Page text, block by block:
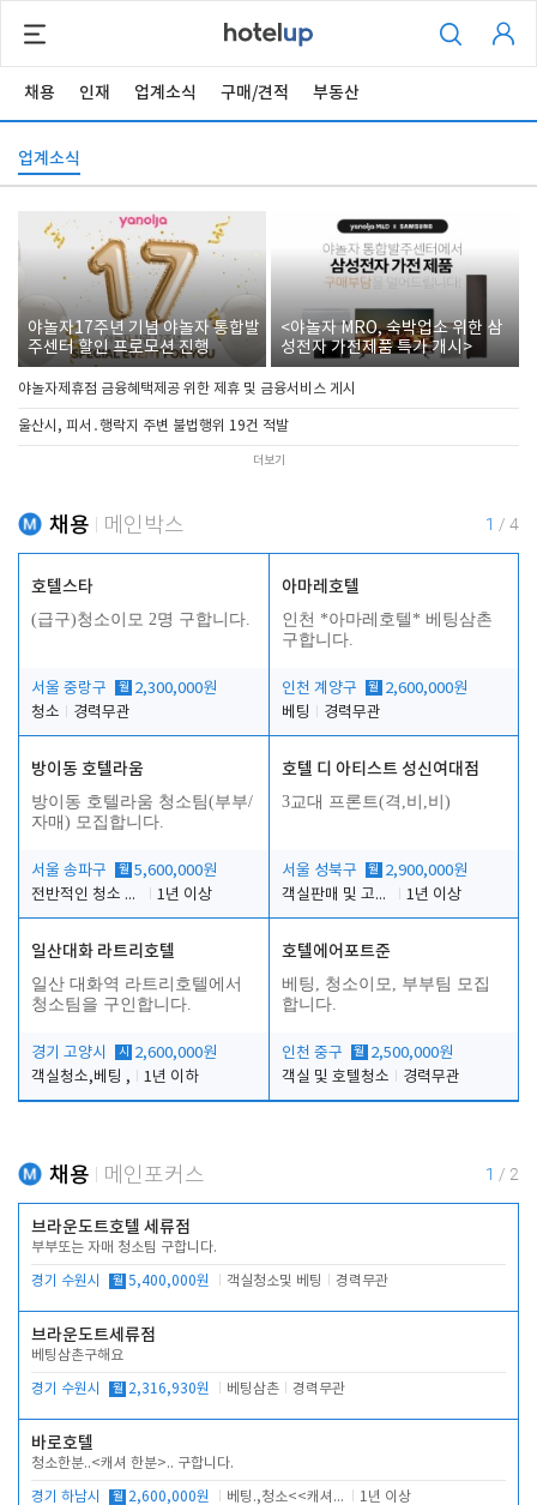
채용 인재 업계소식 구매/견적 부동산
업계소식
야놀자17주년 기념 야놀자 통합발
주센터 할인 프로모션 진행
<야놀자 MRO, 숙박업소 위한 삼
성전자 가전제품 특가 개시>
야놀자제휴점 금융혜택제공 위한 제휴 및 금융서비스 게시
울산시, 피서․행락지 주변 불법행위 19건 적발
더보기
채용 메인박스 1 / 4
호텔스타
(급구)청소이모 2명 구합니다.
서울 중랑구 월 2,300,000원
청소
경력무관
아마레호텔
인천 *아마레호텔* 베팅삼촌
구합니다.
인천 계양구 월 2,600,000원
베팅
경력무관
방이동 호텔라움
방이동 호텔라움 청소팀(부부/
자매) 모집합니다.
서울 송파구 월 5,600,000원
전반적인 청소 업무(객실청소.객실정리)
1년 이상
호텔 디 아티스트 성신여대점
3교대 프론트(격,비,비)
서울 성북구 월 2,900,000원
객실판매 및 고객응대
1년 이상
일산대화 라트리호텔
일산 대화역 라트리호텔에서
청소팀을 구인합니다.
경기 고양시 시
2,600,000원
객실청소,베팅 ,
1년 이하
호텔에어포트준
베팅, 청소이모, 부부팀 모집
합니다.
인천 중구 월 2,500,000원
객실 및 호텔청소
경력무관
채용 메인포커스 1 / 2
브라운도트호텔 세류점
부부또는 자매 청소팀 구합니다.
경기 수원시 월 5,400,000원 객실청소및 베팅 경력무관
브라운도트세류점
베팅삼촌구해요
경기 수원시 월 2,316,930원 베팅삼촌 경력무관
바로호텔
청소한분..<캐셔 한분>.. 구합니다.
경기 하남시 월 2,600,000원 베팅.,청소<<캐셔 모셔봅니다. 1년 이상